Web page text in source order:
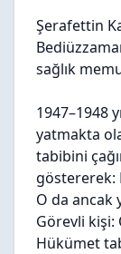
Şerafettin
sağlık
1947–1948
yatmakta
tabibini
göstererek:
O da ancak
Görevli
Hükümet